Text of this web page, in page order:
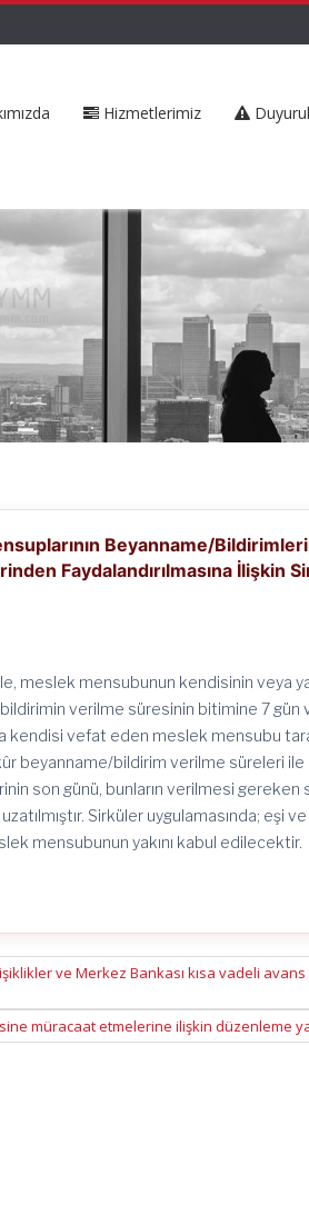
Hizmetlerimiz
Beyanname/
Faydalandırılmasına İlişkin
meslek mensubunun kendisinin veya
verilme süresinin bitimine 7 gün
kendisi vefat eden meslek mensubu
beyanname/bildirim verilme süreleri ile
son günü, bunların verilmesi gereken
Sirküler uygulamasında; eşi
mensubunun yakını kabul edilecektir.
ve Merkez Bankası kısa vadeli avans
müracaat etmelerine ilişkin düzenleme